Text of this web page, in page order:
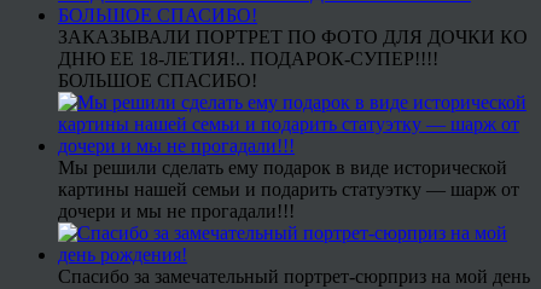
ЗАКАЗЫВАЛИ ПОРТРЕТ ПО ФОТО ДЛЯ ДОЧКИ КО
ДНЮ ЕЕ 18-ЛЕТИЯ!.. ПОДАРОК-СУПЕР!!!!
БОЛЬШОЕ СПАСИБО!
Мы решили сделать ему подарок в виде исторической
картины нашей семьи и подарить статуэтку — шарж от
дочери и мы не прогадали!!!
Спасибо за замечательный портрет-сюрприз на мой день